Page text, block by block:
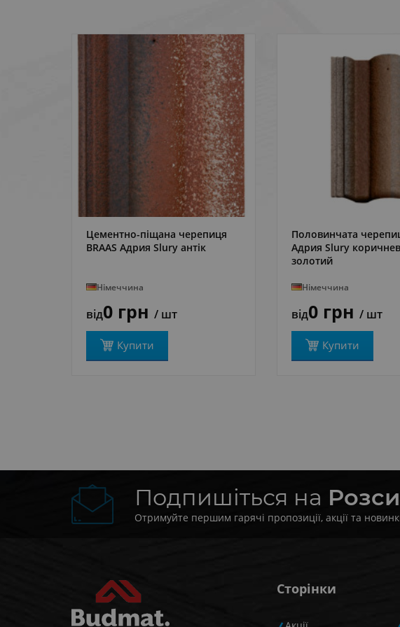
ДЕТАЛЬНІШЕ
Цементно-піщана черепиця
BRAAS Адрия Slury антік
Німеччина
від0 грн / шт
Купити
ДЕТАЛЬНІШЕ
Половинчата
Адрия Slury
золотий
Німеччина
від0 грн / шт
Купити
Подпишіться на
Отримуйте першим гарячі пропозиції, акції та
Сторінки